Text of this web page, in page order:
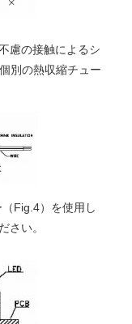
慮の接触によるシ
別の熱収縮チュー
Fig.4）を使用し
さい。